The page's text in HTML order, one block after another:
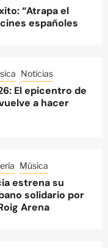
“Atrapa el
españoles
Noticias
El epicentro de
a hacer
Música
estrena su
solidario por
Arena